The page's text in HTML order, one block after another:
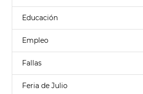
Educación
Empleo
Fallas
Feria de Julio